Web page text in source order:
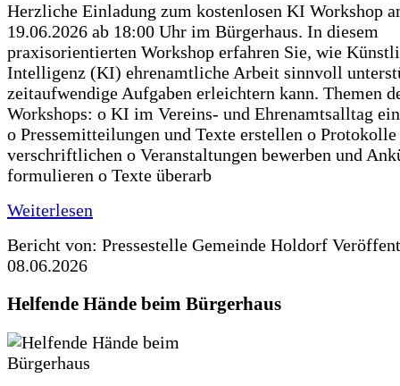
Herzliche Einladung zum kostenlosen KI Workshop
19.06.2026 ab 18:00 Uhr im Bürgerhaus. In diesem
praxisorientierten Workshop erfahren Sie, wie
Intelligenz (KI) ehrenamtliche Arbeit sinnvoll
zeitaufwendige Aufgaben erleichtern kann. Themen
Workshops: o KI im Vereins- und Ehrenamtsalltag
o Pressemitteilungen und Texte erstellen o
verschriftlichen o Veranstaltungen bewerben und
formulieren o Texte überarb
Weiterlesen
Bericht von: Pressestelle Gemeinde Holdorf
08.06.2026
Helfende Hände beim Bürgerhaus